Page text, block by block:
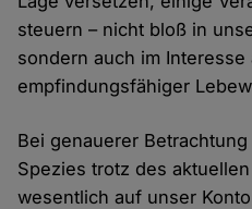
steuern – nicht bloß in
sondern auch im Interesse
empfindungsfähiger
Bei genauerer
Spezies trotz des
wesentlich auf unser